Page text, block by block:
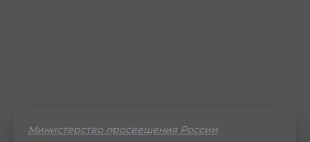
Министерство просвещения России